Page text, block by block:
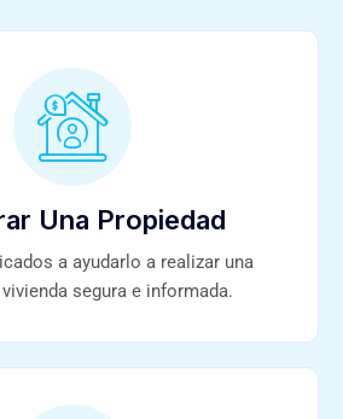
Una Propiedad
a ayudarlo a realizar una
segura e informada.